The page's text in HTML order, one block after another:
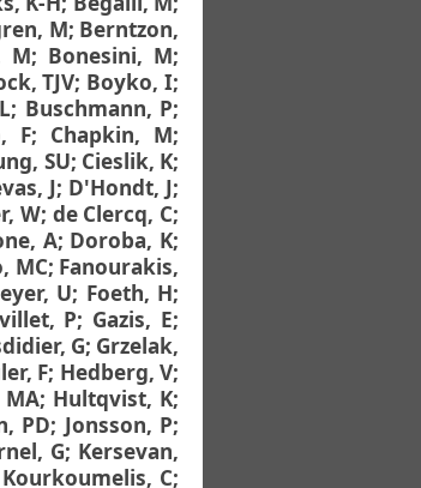
M; Berntzon,
M; Bonesini, M;
TJV; Boyko, I;
; Buschmann, P;
F; Chapkin, M;
SU; Cieslik, K;
J; D'Hondt, J;
W; de Clercq, C;
A; Doroba, K;
MC; Fanourakis,
U; Foeth, H;
P; Gazis, E;
G; Grzelak,
F; Hedberg, V;
MA; Hultqvist, K;
PD; Jonsson, P;
G; Kersevan,
Kourkoumelis, C;